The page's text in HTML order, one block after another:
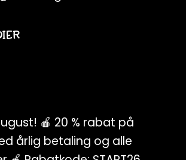
🍎 20 % rabat på
årlig betaling og alle